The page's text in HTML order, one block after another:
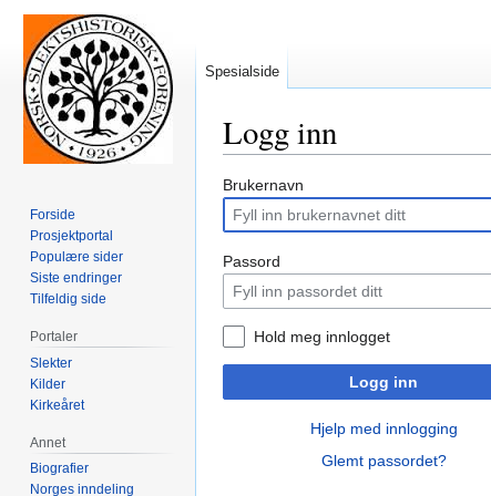
Logg inn
Hopp
navigering
Hopp
søk
Brukernavn
Passord
Hold meg innlogget
Logg inn
Hjelp med innlogging
Glemt passordet?
Spesialside
Forside
Prosjektportal
Populære sider
Siste endringer
Tilfeldig side
Portaler
Slekter
Kilder
Kirkeåret
Annet
Biografier
Norges inndeling